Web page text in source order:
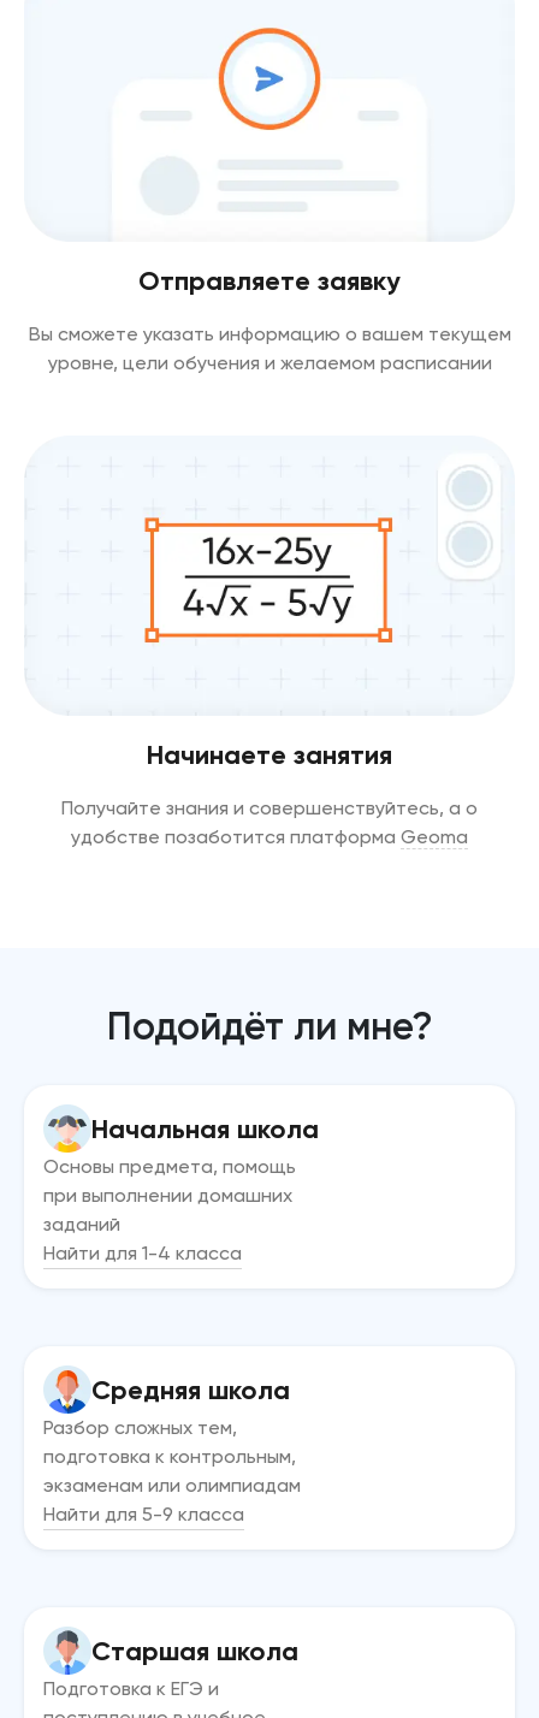
Отправляете заявку
Вы сможете указать информацию о вашем текущем
уровне, цели обучения и желаемом расписании
Начинаете занятия
Получайте знания и совершенствуйтесь, а о
удобстве позаботится платформа Geoma
Подойдёт ли мне?
Начальная школа
Основы предмета, помощь
при выполнении домашних
заданий
Найти для 1-4 класса
Средняя школа
Разбор сложных тем,
подготовка к контрольным,
экзаменам или олимпиадам
Найти для 5-9 класса
Старшая школа
Подготовка к ЕГЭ и